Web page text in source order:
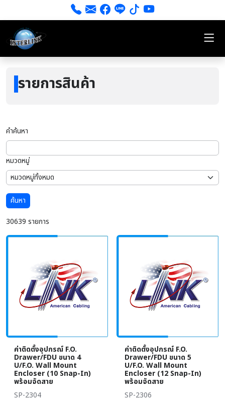
รายการสินค้า
คำค้นหา
หมวดหมู่
ค้นหา
30639 รายการ
ค่าติดตั้งอุปกรณ์ F.O.
Drawer/FDU ขนาด 4
U/F.O. Wall Mount
Encloser (10 Snap-In)
พร้อมจัดสาย
SP-2304
ค่าติดตั้งอุปกรณ์ F.O.
Drawer/FDU ขนาด 5
U/F.O. Wall Mount
Encloser (12 Snap-In)
พร้อมจัดสาย
SP-2306